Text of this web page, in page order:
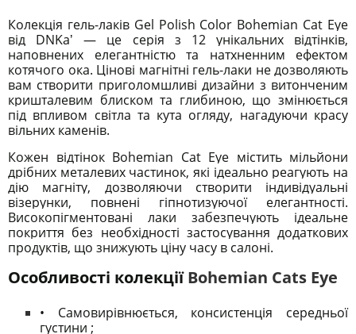
Колекція гель-лаків Gel Polish Color Bohemian Cat Eye
від DNKaʼ— це серія з 12 унікальних відтінків,
наповнених елегантністю та натхненним ефектом
котячого ока. Цінові магнітні гель-лаки не дозволяють
вам створити приголомшливі дизайни з витонченим
кришталевим блиском та глибиною, що змінюється
під впливом світла та кута огляду, нагадуючи красу
вільних каменів.
Кожен відтінок Bohemian Cat Eye містить мільйони
дрібних металевих частинок, які ідеально реагують на
дію магніту, дозволяючи створити індивідуальні
візерунки, повнені гіпнотизуючої елегантності.
Високопігментовані лаки забезпечують ідеальне
покриття без необхідності застосування додаткових
продуктів, що знижують ціну часу в салоні.
Особливості колекціїBohemian Cats Eye
• Самовирівнюється, консистенція середньої
густини ;